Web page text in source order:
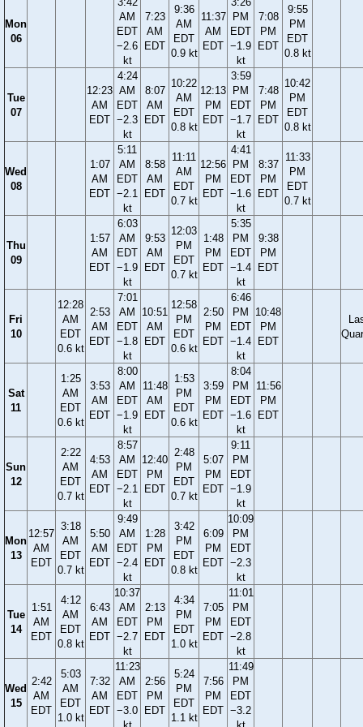
Mon
06
AM
EDT
−2.6
kt
7:23
AM
EDT
9:36
AM
EDT
0.9 kt
11:37
AM
EDT
PM
EDT
−1.9
kt
7:08
PM
EDT
9:55
PM
EDT
0.8 kt
Tue
07
12:23
AM
EDT
4:24
AM
EDT
−2.3
kt
8:07
AM
EDT
10:22
AM
EDT
0.8 kt
12:13
PM
EDT
3:59
PM
EDT
−1.7
kt
7:48
PM
EDT
10:42
PM
EDT
0.8 kt
Wed
08
1:07
AM
EDT
5:11
AM
EDT
−2.1
kt
8:58
AM
EDT
11:11
AM
EDT
0.7 kt
12:56
PM
EDT
4:41
PM
EDT
−1.6
kt
8:37
PM
EDT
11:33
PM
EDT
0.7 kt
Thu
09
1:57
AM
EDT
6:03
AM
EDT
−1.9
kt
9:53
AM
EDT
12:03
PM
EDT
0.7 kt
1:48
PM
EDT
5:35
PM
EDT
−1.4
kt
9:38
PM
EDT
Fri
10
12:28
AM
EDT
0.6 kt
2:53
AM
EDT
7:01
AM
EDT
−1.8
kt
10:51
AM
EDT
12:58
PM
EDT
0.6 kt
2:50
PM
EDT
6:46
PM
EDT
−1.4
kt
10:48
PM
EDT
Sat
11
1:25
AM
EDT
0.6 kt
3:53
AM
EDT
8:00
AM
EDT
−1.9
kt
11:48
AM
EDT
1:53
PM
EDT
0.6 kt
3:59
PM
EDT
8:04
PM
EDT
−1.6
kt
11:56
PM
EDT
Sun
12
2:22
AM
EDT
0.7 kt
4:53
AM
EDT
8:57
AM
EDT
−2.1
kt
12:40
PM
EDT
2:48
PM
EDT
0.7 kt
5:07
PM
EDT
9:11
PM
EDT
−1.9
kt
Mon
13
12:57
AM
EDT
3:18
AM
EDT
0.7 kt
5:50
AM
EDT
9:49
AM
EDT
−2.4
kt
1:28
PM
EDT
3:42
PM
EDT
0.8 kt
6:09
PM
EDT
10:09
PM
EDT
−2.3
kt
Tue
14
1:51
AM
EDT
4:12
AM
EDT
0.8 kt
6:43
AM
EDT
10:37
AM
EDT
−2.7
kt
2:13
PM
EDT
4:34
PM
EDT
1.0 kt
7:05
PM
EDT
11:01
PM
EDT
−2.8
kt
Wed
15
2:42
AM
EDT
5:03
AM
EDT
1.0 kt
7:32
AM
EDT
11:23
AM
EDT
−3.0
2:56
PM
EDT
5:24
PM
EDT
1.1 kt
7:56
PM
EDT
11:49
PM
EDT
−3.2